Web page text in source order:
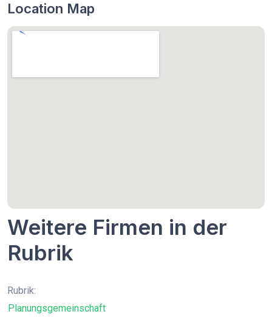
Location Map
Weitere Firmen in der
Rubrik
Rubrik:
Planungsgemeinschaft